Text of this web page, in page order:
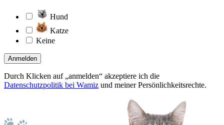
Hund
Katze
Keine
Anmelden
Durch Klicken auf „anmelden“ akzeptiere ich die
Datenschutzpolitik bei Wamiz und meiner Persönlichkeitsrechte.